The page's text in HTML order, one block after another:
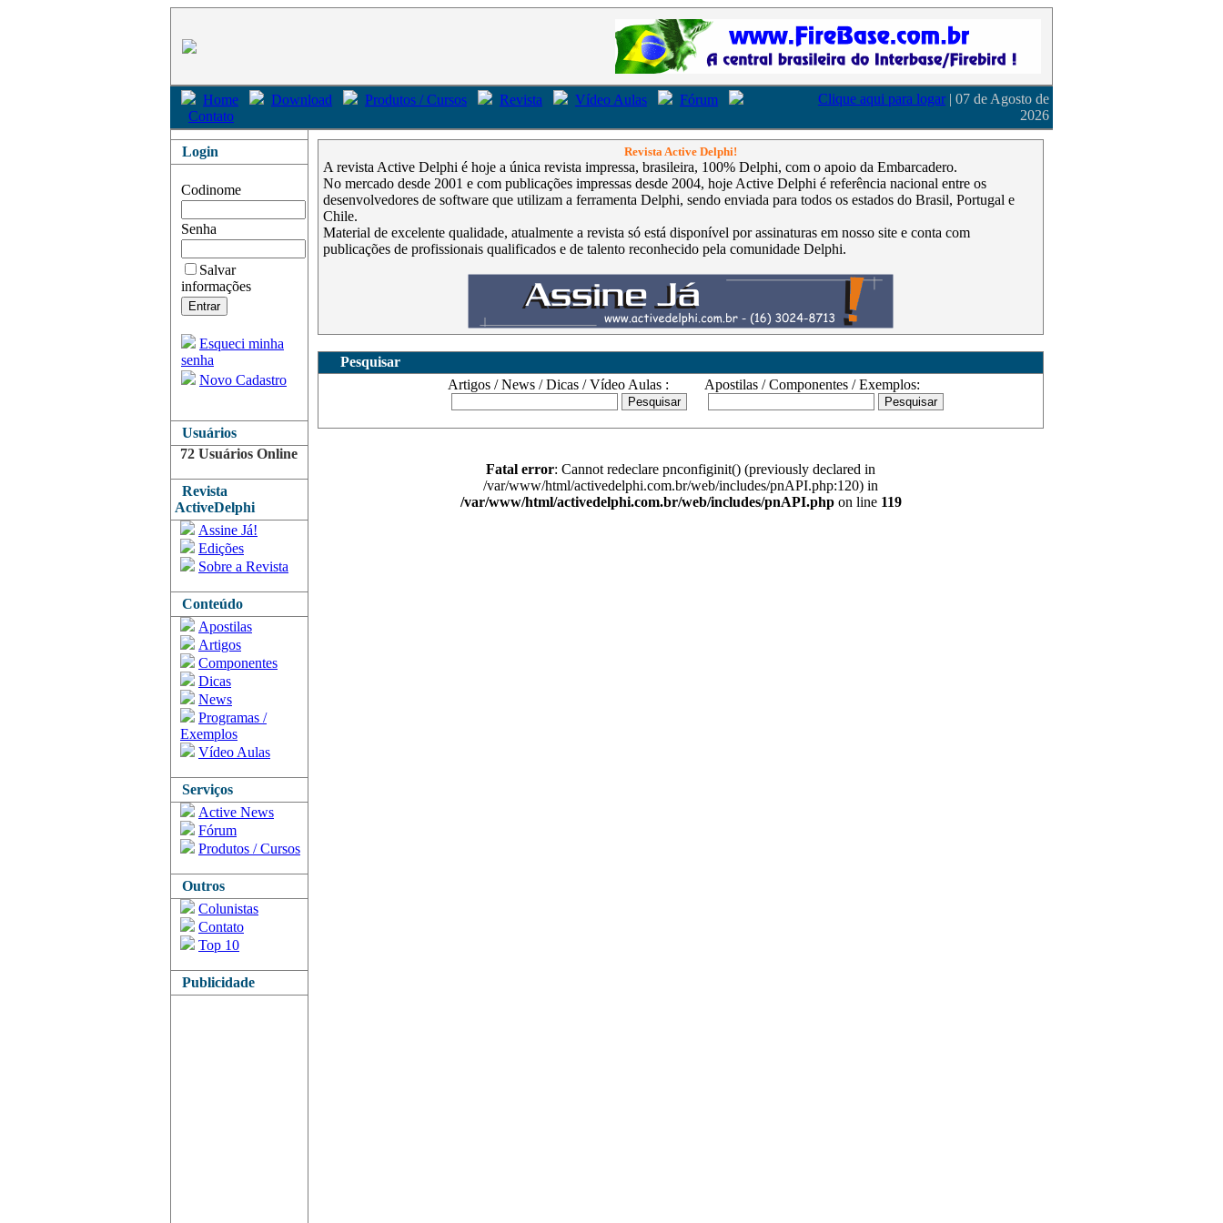
Home Download Produtos / Cursos Revista Vídeo Aulas
Fórum
Contato
Clique aqui para logar | 07 de Agosto de
2026
Login
Codinome
Senha
Salvar
informações
Esqueci minha
senha
Novo Cadastro
Usuários
72 Usuários Online
Revista
ActiveDelphi
Assine Já!
Edições
Sobre a Revista
Conteúdo
Apostilas
Artigos
Componentes
Dicas
News
Programas /
Exemplos
Vídeo Aulas
Serviços
Active News
Fórum
Produtos / Cursos
Outros
Colunistas
Contato
Top 10
Publicidade
Revista Active Delphi!
A revista Active Delphi é hoje a única revista impressa, brasileira, 100% Delphi, com o apoio da Embarcadero.
No mercado desde 2001 e com publicações impressas desde 2004, hoje Active Delphi é referência nacional entre os
desenvolvedores de software que utilizam a ferramenta Delphi, sendo enviada para todos os estados do Brasil, Portugal e
Chile.
Material de excelente qualidade, atualmente a revista só está disponível por assinaturas em nosso site e conta com
publicações de profissionais qualificados e de talento reconhecido pela comunidade Delphi.
Pesquisar
Artigos / News / Dicas / Vídeo Aulas :
Apostilas / Componentes / Exemplos:
Fatal error: Cannot redeclare pnconfiginit() (previously declared in
/var/www/html/activedelphi.com.br/web/includes/pnAPI.php:120) in
/var/www/html/activedelphi.com.br/web/includes/pnAPI.phpon line 119